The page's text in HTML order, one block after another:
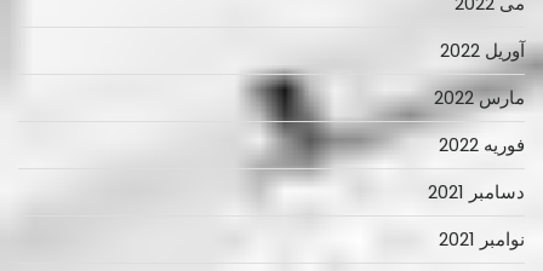
آوریل 2022
مارس 2022
فوریه 2022
دسامبر 2021
نوامبر 2021